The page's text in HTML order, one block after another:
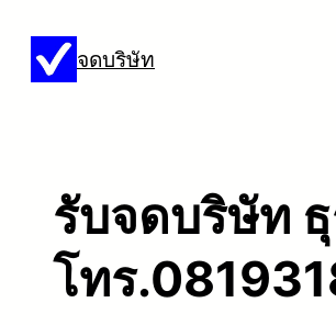
จดบริษัท
รับจดบริษัท
โทร